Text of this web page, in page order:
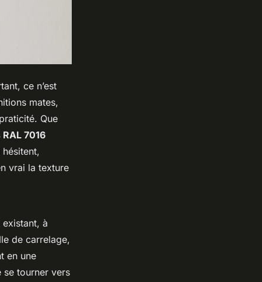
ce n’est
mates,
Que
7016
vrai la texture
à
de carrelage,
en une
tourner vers